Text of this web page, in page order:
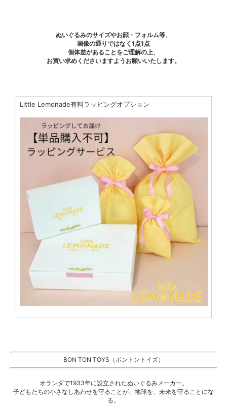
ぬいぐるみのサイズやお顔・フォルム等、
画像の通りではなく1点1点
個体差があることをご理解の上、
お買い求めくださいますようお願いいたします。
Little Lemonade有料ラッピングオプション
BON TON TOYS（ボントントイズ）
オランダで1933年に設立されたぬいぐるみメーカー。
子どもたちの小さなしあわせを守ることが、地球を、未来を守ることにな
る。